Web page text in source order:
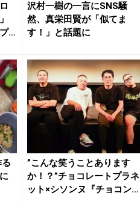
沢村一樹の一言にSNS騒
然、真栄田賢が「似てま
す！」と話題に
”こんな笑うことあります
か！？”チョコレートプラネ
ット×シソンヌ『チョコンヌ